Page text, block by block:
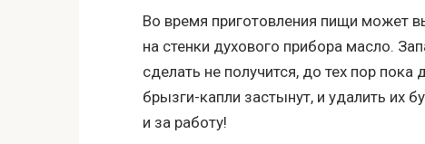
Во время приготовления пищи может
на стенки духового прибора масло.
сделать не получится, до тех пор
брызги-капли застынут, и удалить их
и за работу!